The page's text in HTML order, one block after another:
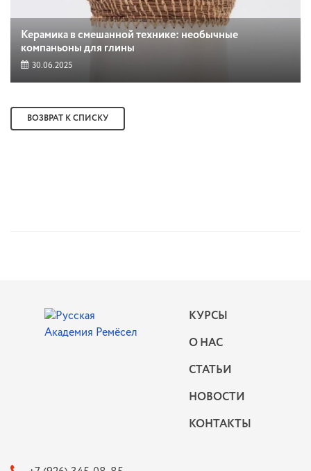
Керамика в смешанной технике: необычные
компаньоны для глины
30.06.2025
ВОЗВРАТ К СПИСКУ
КУРСЫ
О НАС
СТАТЬИ
НОВОСТИ
КОНТАКТЫ